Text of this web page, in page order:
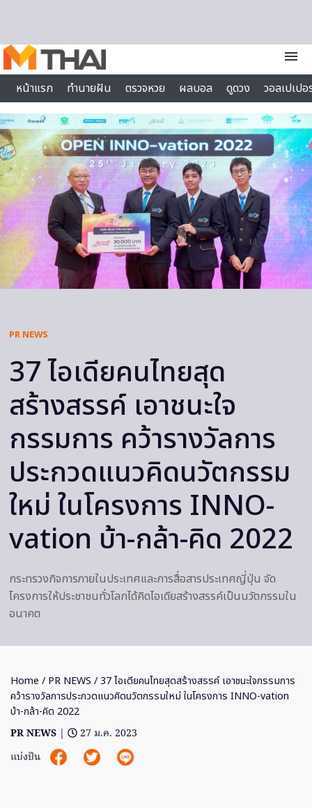
menu
หน้าแรก
ทำนายฝัน ตรวจหวย ผลบอล ดูดวง
วอลเปเป
ไลฟ์สไตล์
PR NEWS
37 ไอเดียคนไทยสุด
สร้างสรรค์ เอาชนะใจ
กรรมการ คว้ารางวัลการ
ประกวดแนวคิดนวัตกรรม
ใหม่ ในโครงการ INNO-
vation บ้า-กล้า-คิด 2022
กระทรวงกิจการภายในประเทศและการสื่อสารประเทศญี่ปุ่น จัด
โครงการให้ประชาชนทั่วโลกได้คิดไอเดียสร้างสรรค์เป็นนวัตกรรมใน
อนาคต
Home / PR NEWS / 37 ไอเดียคนไทยสุดสร้างสรรค์ เอาชนะใจกรรมการ
คว้ารางวัลการประกวดแนวคิดนวัตกรรมใหม่ ในโครงการ INNO-vation
บ้า-กล้า-คิด 2022
PR NEWS |
27 ม.ค. 2023
แบ่งปัน